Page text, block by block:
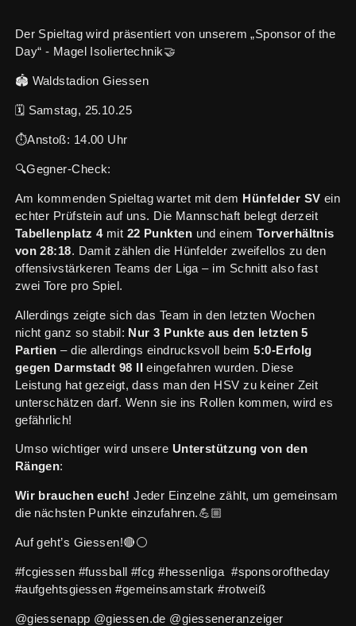
Der Spieltag wird präsentiert von unserem „Sponsor of the
Day“ - Magel Isoliertechnik🤝
🏟️ Waldstadion Giessen
🗓️ Samstag, 25.10.25
⏱️Anstoß: 14.00 Uhr
🔍Gegner-Check:
Am kommenden Spieltag wartet mit dem Hünfelder SV ein
echter Prüfstein auf uns. Die Mannschaft belegt derzeit
Tabellenplatz 4mit 22 Punkten und einem Torverhältnis
von 28:18. Damit zählen die Hünfelder zweifellos zu den
offensivstärkeren Teams der Liga – im Schnitt also fast
zwei Tore pro Spiel.
Allerdings zeigte sich das Team in den letzten Wochen
nicht ganz so stabil: Nur 3 Punkte aus den letzten 5
Partien – die allerdings eindrucksvoll beim5:0-Erfolg
gegen Darmstadt 98 II eingefahren wurden. Diese
Leistung hat gezeigt, dass man den HSV zu keiner Zeit
unterschätzen darf. Wenn sie ins Rollen kommen, wird es
gefährlich!
Umso wichtiger wird unsere Unterstützung von den
Rängen:
Wir brauchen euch! Jeder Einzelne zählt, um gemeinsam
die nächsten Punkte einzufahren.💪🏼
Auf geht’s Giessen!🔴⚪️
#fcgiessen #fussball #fcg #hessenliga #sponsoroftheday
#aufgehtsgiessen #gemeinsamstark #rotweiß
@giessenapp @giessen.de @giesseneranzeiger